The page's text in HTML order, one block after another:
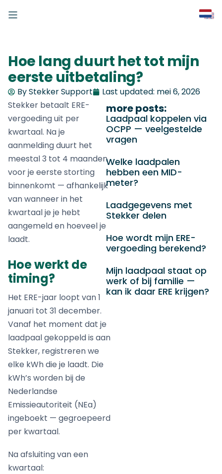
Hoe lang duurt het tot mijn
eerste uitbetaling?
By Stekker Support Last updated: mei 6, 2026
Stekker betaalt ERE-
vergoeding uit per
kwartaal. Na je
aanmelding duurt het
meestal 3 tot 4 maanden
voor je eerste storting
binnenkomt — afhankelijk
van wanneer in het
kwartaal je je hebt
aangemeld en hoeveel je
laadt.
Hoe werkt de
timing?
Het ERE-jaar loopt van 1
januari tot 31 december.
Vanaf het moment dat je
laadpaal gekoppeld is aan
Stekker, registreren we
elke kWh die je laadt. Die
kWh’s worden bij de
Nederlandse
Emissieautoriteit (NEa)
ingeboekt — gegroepeerd
per kwartaal.
Na afsluiting van een
kwartaal:
more posts:
Laadpaal koppelen via
OCPP — veelgestelde
vragen
Welke laadpalen
hebben een MID-
meter?
Laadgegevens met
Stekker delen
Hoe wordt mijn ERE-
vergoeding berekend?
Mijn laadpaal staat op
werk of bij familie —
kan ik daar ERE krijgen?